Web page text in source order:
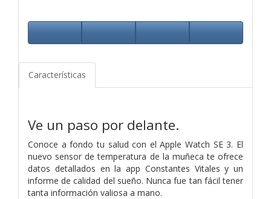
Características
Ve un paso por delante.
Conoce a fondo tu salud con el Apple Watch SE 3. El
nuevo sensor de temperatura de la muñeca te ofrece
datos detallados en la app Constantes Vitales y un
informe de calidad del sueño. Nunca fue tan fácil tener
tanta información valiosa a mano.